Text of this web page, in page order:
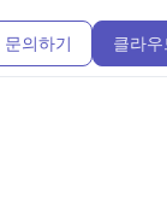
문의하기 클라